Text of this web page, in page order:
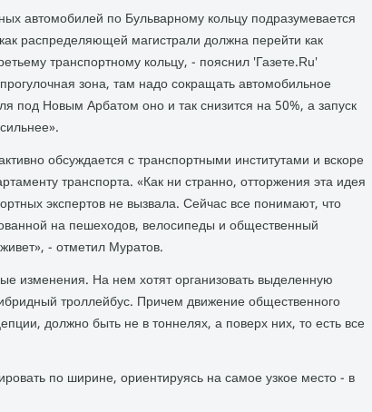
автомобилей по Бульварному кольцу подразумевается
распределяющей магистрали должна перейти как
транспортному кольцу, - пояснил 'Газете.Ru'
зона, там надо сокращать автомобильное
под Новым Арбатом оно и так снизится на 50%, а запуск
обсуждается с транспортными институтами и вскоре
транспорта. «Как ни странно, отторжения эта идея
экспертов не вызвала. Сейчас все понимают, что
на пешеходов, велосипеды и общественный
- отметил Муратов.
изменения. На нем хотят организовать выделенную
троллейбус. Причем движение общественного
должно быть не в тоннелях, а поверх них, то есть все
по ширине, ориентируясь на самое узкое место - в